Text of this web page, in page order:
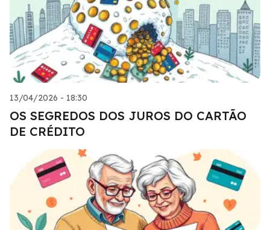
13/04/2026 - 18:30
OS SEGREDOS DOS JUROS DO CARTÃO
DE CRÉDITO